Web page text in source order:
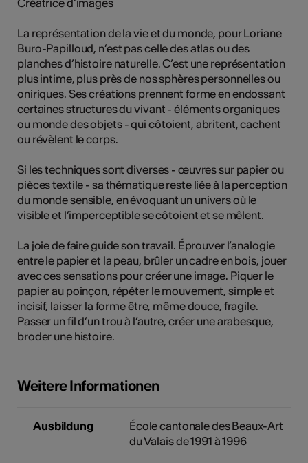
La représentation de la vie et du monde, pour Loriane
Buro-Papilloud, n’est pas celle des atlas ou des
planches d’histoire naturelle. C’est une représentation
plus intime, plus près de nos sphères personnelles ou
oniriques. Ses créations prennent forme en endossant
certaines structures du vivant - éléments organiques
ou monde des objets - qui côtoient, abritent, cachent
ou révèlent le corps.
Si les techniques sont diverses - œuvres sur papier ou
pièces textile - sa thématique reste liée à la perception
du monde sensible, en évoquant un univers où le
visible et l’imperceptible se côtoient et se mêlent.
La joie de faire guide son travail. Éprouver l’analogie
entre le papier et la peau, brûler un cadre en bois, jouer
avec ces sensations pour créer une image. Piquer le
papier au poinçon, répéter le mouvement, simple et
incisif, laisser la forme être, même douce, fragile.
Passer un fil d’un trou à l’autre, créer une arabesque,
broder une histoire.
Weitere Informationen
Ausbildung
École cantonale des Beaux-Art
du Valais de 1991 à 1996